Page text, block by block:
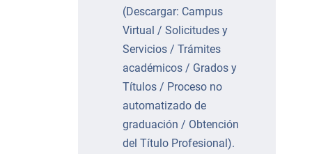
(Descargar: Campus
Virtual / Solicitudes y
Servicios / Trámites
académicos / Grados y
Títulos / Proceso no
automatizado de
graduación / Obtención
del Título Profesional).